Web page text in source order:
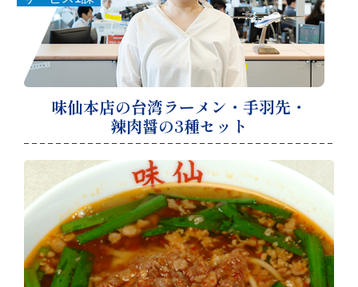
味仙本店の台湾ラーメン・手羽先・
辣肉醤の3種セット